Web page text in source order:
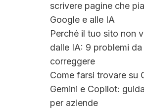
scrivere pagine che
Google e alle IA
Perché il tuo sito non
dalle IA: 9 problemi da
correggere
Come farsi trovare su
Gemini e Copilot:
per aziende